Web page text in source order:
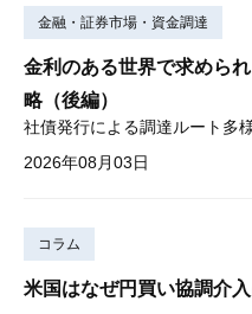
金融・証券市場・資金調達
金利のある世界で求めら
略（後編）
社債発行による調達ルート多
2026年08月03日
コラム
米国はなぜ円買い協調介